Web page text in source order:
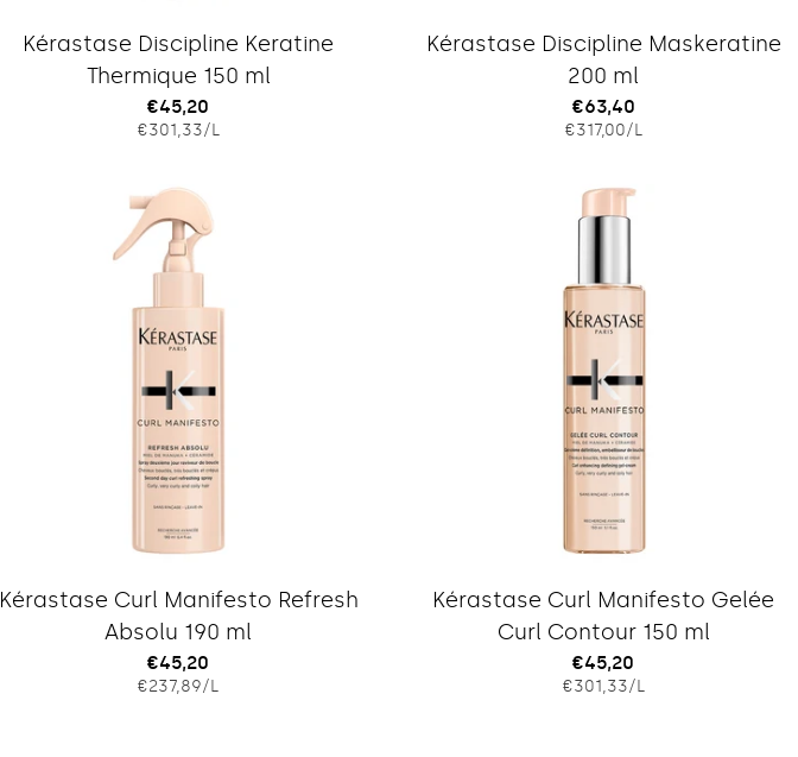
Typ:
Kérastase Discipline Keratine
Thermique 150 ml
Regulärer
Preis
€45,20
EINZELPREIS
€301,33/PRO
L
Typ:
Kérastase Discipline Maskeratine
200 ml
Regulärer
Preis
€63,40
EINZELPREIS
€317,00/PRO
L
Typ:
Kérastase Curl Manifesto Refresh
Absolu 190 ml
Regulärer
Preis
€45,20
EINZELPREIS
€237,89/PRO
L
Typ:
Kérastase Curl Manifesto Gelée
Curl Contour 150 ml
Regulärer
Preis
€45,20
EINZELPREIS
€301,33/PRO
L